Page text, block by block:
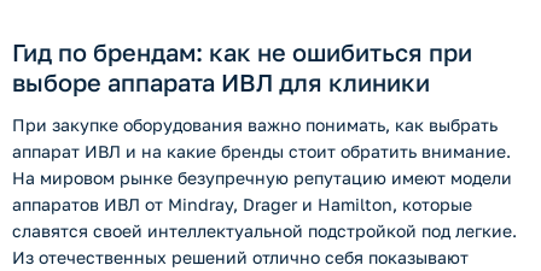
Гид по брендам: как не ошибиться при
выборе аппарата ИВЛ для клиники
При закупке оборудования важно понимать, как выбрать
аппарат ИВЛ и на какие бренды стоит обратить внимание.
На мировом рынке безупречную репутацию имеют модели
аппаратов ИВЛ от Mindray, Drager и Hamilton, которые
славятся своей интеллектуальной подстройкой под легкие.
Из отечественных решений отлично себя показывают